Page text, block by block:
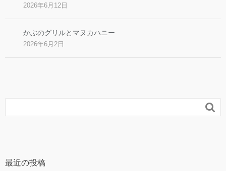
2026年6月12日
かぶのグリルとマヌカハニー
2026年6月2日

最近の投稿